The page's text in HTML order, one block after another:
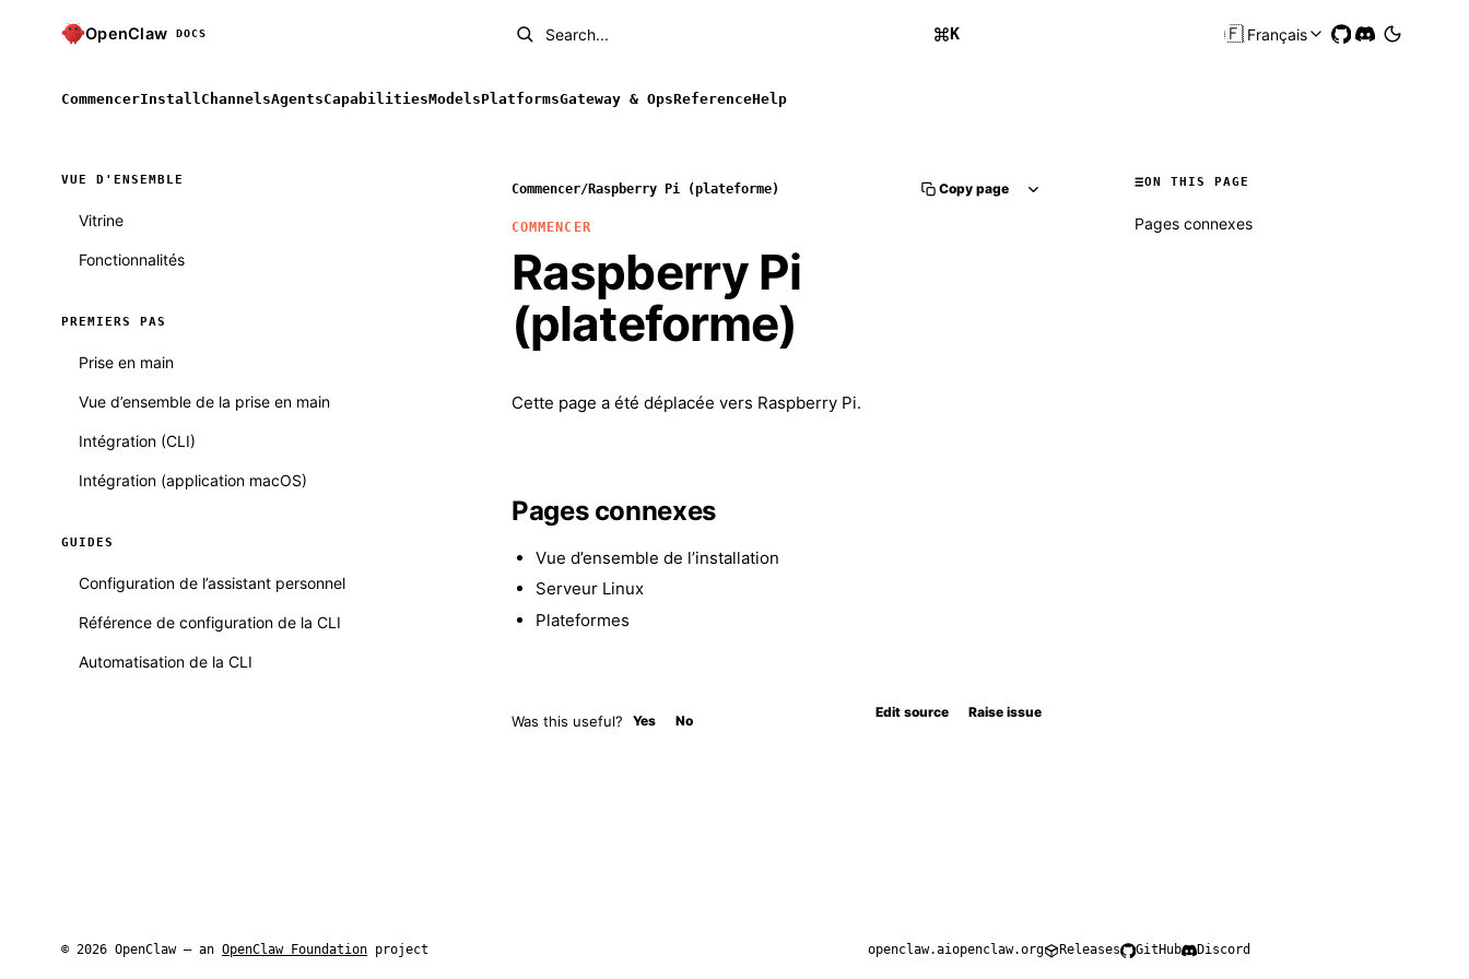
OpenClaw DOCS Search... K 🇫🇷Français
CommencerInstall ChannelsAgentsCapabilitiesModelsPlatformsGateway & OpsReferenceHelp
VUE D'ENSEMBLE
Vitrine
Fonctionnalités
PREMIERS PAS
Prise en main
Vue d’ensemble de la prise en main
Intégration (CLI)
Intégration (application macOS)
GUIDES
Configuration de l’assistant personnel
Référence de configuration de la CLI
Automatisation de la CLI
Commencer/Raspberry Pi (plateforme) Copy page
COMMENCER
Raspberry Pi
(plateforme)
Cette page a été déplacée vers Raspberry Pi.
Pages connexes
Vue d’ensemble de l’installation
Serveur Linux
Plateformes
Was this useful? Yes No
Edit source Raise issue
ON THIS PAGE
Pages connexes
© 2026 OpenClaw — an OpenClaw Foundation project openclaw.aiopenclaw.org Releases GitHub Discord